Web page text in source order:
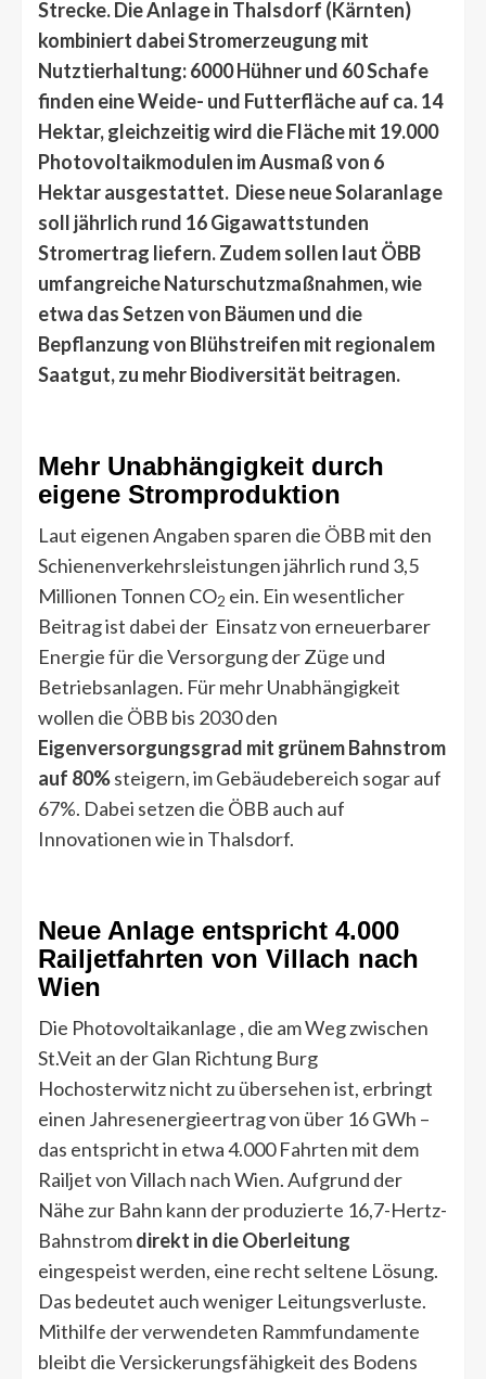
Strecke. Die Anlage in Thalsdorf (Kärnten)
kombiniert dabei Stromerzeugung mit
Nutztierhaltung: 6000 Hühner und 60 Schafe
finden eine Weide- und Futterfläche auf ca. 14
Hektar, gleichzeitig wird die Fläche mit 19.000
Photovoltaikmodulen im Ausmaß von 6
Hektar ausgestattet. Diese neue Solaranlage
soll jährlich rund 16 Gigawattstunden
Stromertrag liefern. Zudem sollen laut ÖBB
umfangreiche Naturschutzmaßnahmen, wie
etwa das Setzen von Bäumen und die
Bepflanzung von Blühstreifen mit regionalem
Saatgut, zu mehr Biodiversität beitragen.
Mehr Unabhängigkeit durch
eigene Stromproduktion
Laut eigenen Angaben sparen die ÖBB mit den
Schienenverkehrsleistungen jährlich rund 3,5
Millionen Tonnen CO2 ein. Ein wesentlicher
Beitrag ist dabei der Einsatz von erneuerbarer
Energie für die Versorgung der Züge und
Betriebsanlagen. Für mehr Unabhängigkeit
wollen die ÖBB bis 2030 den
Eigenversorgungsgrad mit grünem Bahnstrom
auf 80%steigern, im Gebäudebereich sogar auf
67%. Dabei setzen die ÖBB auch auf
Innovationen wie in Thalsdorf.
Neue Anlage entspricht 4.000
Railjetfahrten von Villach nach
Wien
Die Photovoltaikanlage , die am Weg zwischen
St.Veit an der Glan Richtung Burg
Hochosterwitz nicht zu übersehen ist, erbringt
einen Jahresenergieertrag von über 16 GWh –
das entspricht in etwa 4.000 Fahrten mit dem
Railjet von Villach nach Wien. Aufgrund der
Nähe zur Bahn kann der produzierte 16,7-Hertz-
Bahnstromdirekt in die Oberleitung
eingespeist werden, eine recht seltene Lösung.
Das bedeutet auch weniger Leitungsverluste.
Mithilfe der verwendeten Rammfundamente
bleibt die Versickerungsfähigkeit des Bodens